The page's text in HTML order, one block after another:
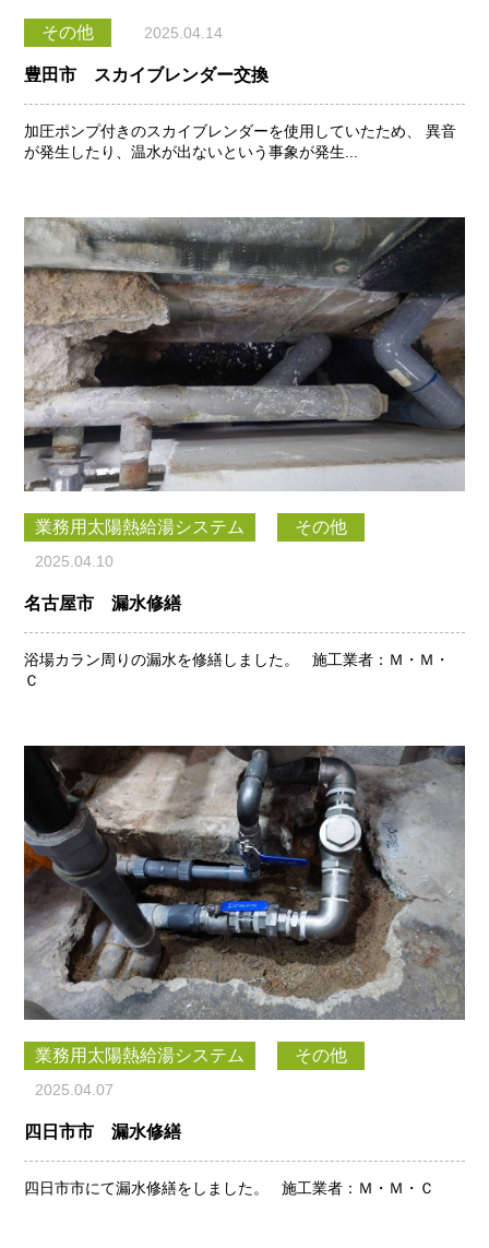
その他 2025.04.14
豊田市 スカイブレンダー交換
加圧ポンプ付きのスカイブレンダーを使用していたため、 異音
が発生したり、温水が出ないという事象が発生...
業務用太陽熱給湯システム その他
2025.04.10
名古屋市 漏水修繕
浴場カラン周りの漏水を修繕しました。 施工業者：Ｍ・Ｍ・
Ｃ
業務用太陽熱給湯システム その他
2025.04.07
四日市市 漏水修繕
四日市市にて漏水修繕をしました。 施工業者：Ｍ・Ｍ・Ｃ